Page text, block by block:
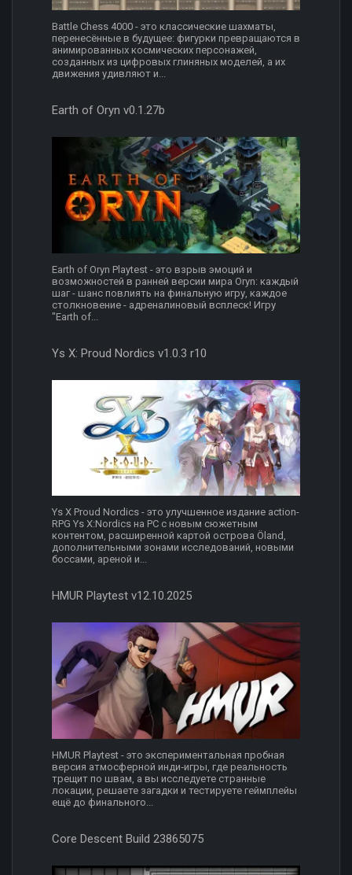
Battle Chess 4000 - это классические шахматы,
перенесённые в будущее: фигурки превращаются в
анимированных космических персонажей,
созданных из цифровых глиняных моделей, а их
движения удивляют и...
Earth of Oryn v0.1.27b
Earth of Oryn Playtest - это взрыв эмоций и
возможностей в ранней версии мира Oryn: каждый
шаг - шанс повлиять на финальную игру, каждое
столкновение - адреналиновый всплеск! Игру
"Earth of...
Ys X: Proud Nordics v1.0.3 r10
Ys X Proud Nordics - это улучшенное издание action-
RPG Ys X:Nordics на PC с новым сюжетным
контентом, расширенной картой острова Öland,
дополнительными зонами исследований, новыми
боссами, ареной и...
HMUR Playtest v12.10.2025
HMUR Playtest - это экспериментальная пробная
версия атмосферной инди‑игры, где реальность
трещит по швам, а вы исследуете странные
локации, решаете загадки и тестируете геймплейы
ещё до финального...
Core Descent Build 23865075